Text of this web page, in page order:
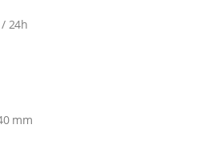
24h
mm